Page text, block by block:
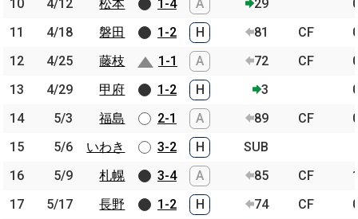
10 4/12 松本 1-4 A 29
11
4/18 磐田 1-2 H 81 CF
12
4/25 藤枝 1-1 A 72 CF
13
4/29 甲府 1-2 H 3
14
5/3 福島 2-1 A 89 CF
15
5/6 いわき 3-2 H
SUB
16
5/9 札幌 3-4 A 85 CF
17
5/17 長野 1-2 H 74 CF
10 4/12
松本
11
4/18
磐田
12
4/25
藤枝
13
4/29
甲府
14
5/3
福島
15
5/6
いわき
16
5/9
札幌
17
5/17
長野